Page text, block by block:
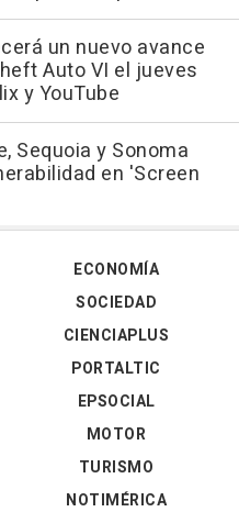
un nuevo avance
Auto VI el jueves
y YouTube
Sequoia y Sonoma
en 'Screen
ECONOMÍA
SOCIEDAD
CIENCIAPLUS
PORTALTIC
EPSOCIAL
MOTOR
TURISMO
NOTIMÉRICA